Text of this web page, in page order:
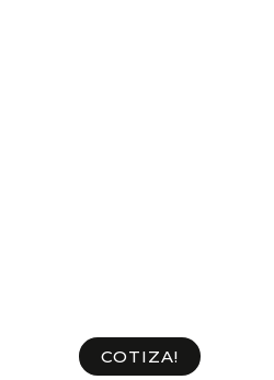
COTIZA!